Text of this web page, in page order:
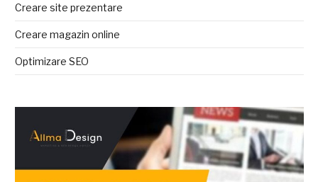
Creare site prezentare
Creare magazin online
Optimizare SEO